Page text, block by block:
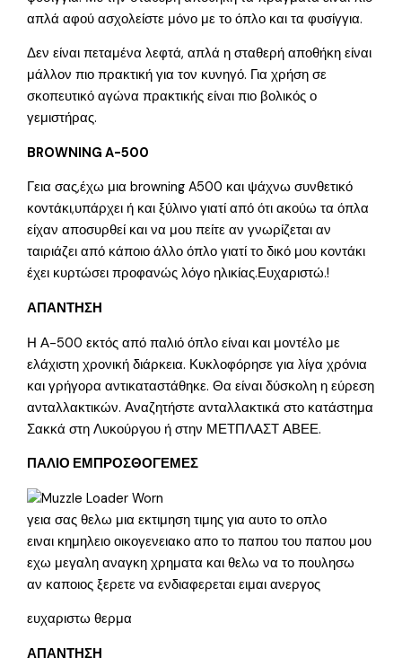
απλά αφού ασχολείστε μόνο με το όπλο και τα φυσίγγια.
Δεν είναι πεταμένα λεφτά, απλά η σταθερή αποθήκη είναι
μάλλον πιο πρακτική για τον κυνηγό. Για χρήση σε
σκοπευτικό αγώνα πρακτικής είναι πιο βολικός ο
γεμιστήρας.
BROWNING A-500
Γεια σας,έχω μια browning A500 και ψάχνω συνθετικό
κοντάκι,υπάρχει ή και ξύλινο γιατί από ότι ακούω τα όπλα
είχαν αποσυρθεί και να μου πείτε αν γνωρίζεται αν
ταιριάζει από κάποιο άλλο όπλο γιατί το δικό μου κοντάκι
έχει κυρτώσει προφανώς λόγο ηλικίας.Ευχαριστώ.!
ΑΠΑΝΤΗΣΗ
Η Α-500 εκτός από παλιό όπλο είναι και μοντέλο με
ελάχιστη χρονική διάρκεια. Κυκλοφόρησε για λίγα χρόνια
και γρήγορα αντικαταστάθηκε. Θα είναι δύσκολη η εύρεση
ανταλλακτικών. Αναζητήστε ανταλλακτικά στο κατάστημα
Σακκά στη Λυκούργου ή στην ΜΕΤΠΛΑΣΤ ΑΒΕΕ.
ΠΑΛΙΟ ΕΜΠΡΟΣΘΟΓΕΜΕΣ
γεια σας θελω μια εκτιμηση τιμης για αυτο το οπλο
ειναι κημηλειο οικογενειακο απο το παπου του παπου μου
εχω μεγαλη αναγκη χρηματα και θελω να το πουλησω
αν καποιος ξερετε να ενδιαφερεται ειμαι ανεργος
ευχαριστω θερμα
ΑΠΑΝΤΗΣΗ